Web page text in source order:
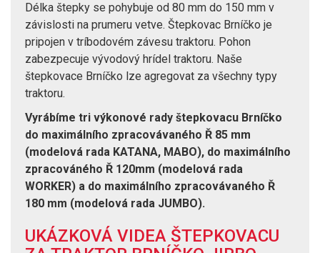
Délka štepky se pohybuje od 80 mm do 150 mm v
závislosti na prumeru vetve. Štepkovac Brníčko je
pripojen v tríbodovém závesu traktoru. Pohon
zabezpecuje vývodový hrídel traktoru. Naše
štepkovace Brníčko lze agregovat za všechny typy
traktoru.
Vyrábíme tri výkonové rady štepkovacu Brníčko
do maximálního zpracovávaného Ř 85 mm
(modelová rada KATANA, MABO), do maximálního
zpracováného Ř 120mm (modelová rada
WORKER) a do maximálního zpracovávaného Ř
180 mm (modelová rada JUMBO).
UKÁZKOVÁ VIDEA ŠTEPKOVACU